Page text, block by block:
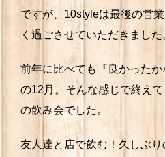
ですが、10styleは最後の営
く過ごさせていただきました
前年に比べても『良かった
の12月。そんな感じで終え
の飲み会でした。
友人達と店で飲む！久しぶ